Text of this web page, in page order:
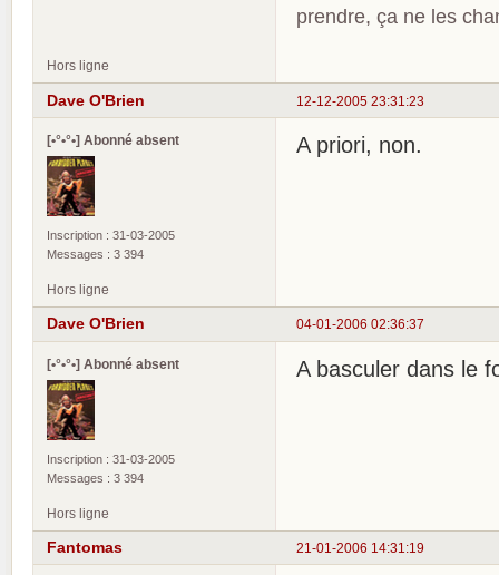
prendre, ça ne les
Hors ligne
12-12-2005 23:31:23
Dave O'Brien
[•°•°•] Abonné absent
Inscription : 31-03-2005
Messages : 3 394
A priori, non.
Hors ligne
04-01-2006 02:36:37
Dave O'Brien
[•°•°•] Abonné absent
Inscription : 31-03-2005
Messages : 3 394
A basculer dans le
Hors ligne
21-01-2006 14:31:19
Fantomas